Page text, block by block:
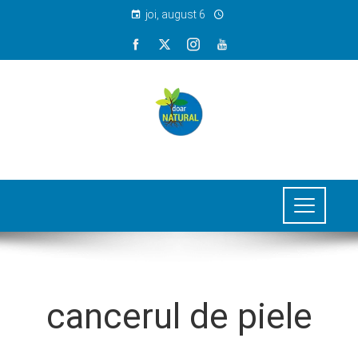
joi, august 6
cancerul de piele